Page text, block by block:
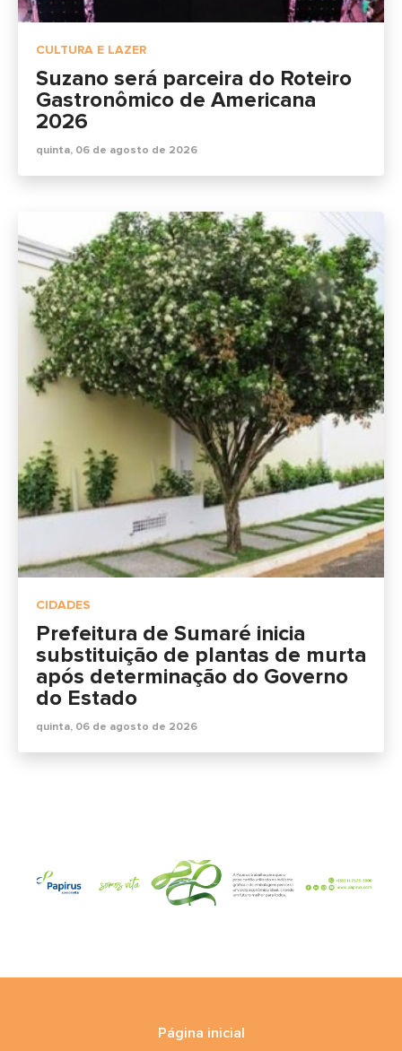
CULTURA E LAZER
Suzano será parceira do Roteiro
Gastronômico de Americana
2026
quinta, 06 de agosto de 2026
CIDADES
Prefeitura de Sumaré inicia
substituição de plantas de murta
após determinação do Governo
do Estado
quinta, 06 de agosto de 2026
Página inicial